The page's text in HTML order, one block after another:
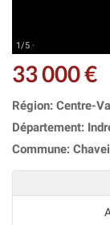
1/5 ·
33 000 €
Région: Centre-
Département:
Commune: